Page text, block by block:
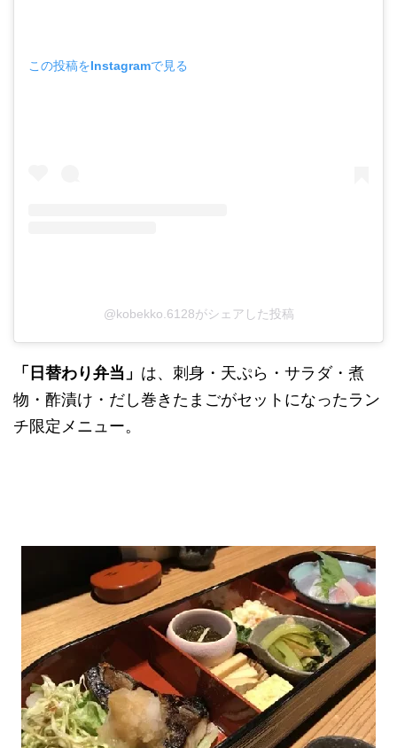
この投稿をInstagramで見る
@kobekko.6128がシェアした投稿
「日替わり弁当」 は、刺身・天ぷら・サラダ・煮
物・酢漬け・だし巻きたまごがセットになったラン
チ限定メニュー。